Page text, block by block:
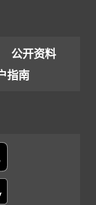
公开资料
指南